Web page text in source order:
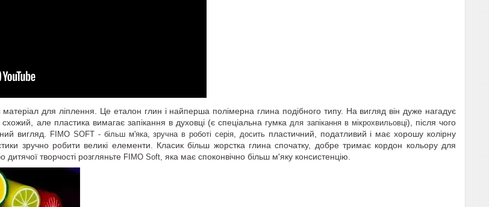
для ліплення. Це еталон глин і найперша полімерна глина подібного типу. На вигляд він дуже нагадує
але пластика вимагає запікання в духовці (є спеціальна гумка для запікання в мікрохвильовці), після чого
вигляд.
FIMO SOFT - більш м'яка, зручна в роботі серія, доситьпластичний, податливий і має хорошу колірну
зручно робити великі елементи. Класик більш жорстка глина спочатку, добре тримає кордон кольору для
дитячої творчості розгляньте FIMO Soft, яка має споконвічно більш м'яку консистенцію.